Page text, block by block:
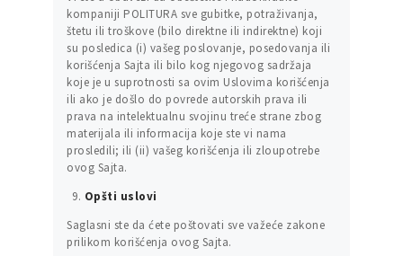
kompaniji POLITURA sve gubitke, potraživanja,
štetu ili troškove (bilo direktne ili indirektne) koji
su posledica (i) vašeg poslovanje, posedovanja ili
korišćenja Sajta ili bilo kog njegovog sadržaja
koje je u suprotnosti sa ovim Uslovima korišćenja
ili ako je došlo do povrede autorskih prava ili
prava na intelektualnu svojinu treće strane zbog
materijala ili informacija koje ste vi nama
prosledili; ili (ii) vašeg korišćenja ili zloupotrebe
ovog Sajta.
Opšti uslovi
Saglasni ste da ćete poštovati sve važeće zakone
prilikom korišćenja ovog Sajta.